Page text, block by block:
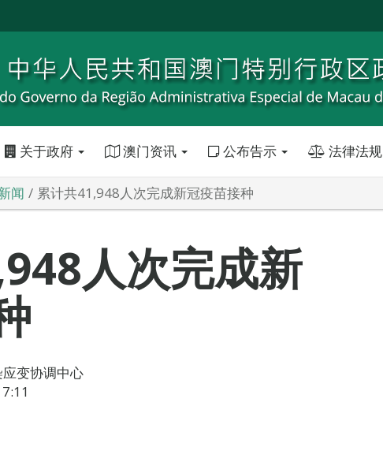
关于政府 澳门资讯 公布告示 法律法规
闻 累计共41,948人次完成新冠疫苗接种
人次完成新
变协调中心